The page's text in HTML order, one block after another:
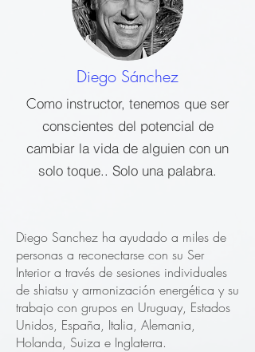
Diego Sánchez
Como instructor, tenemos que ser
conscientes del potencial de
cambiar la vida de alguien con un
solo toque.. Solo una palabra.
Diego Sanchez ha ayudado a miles de
personas a reconectarse con su Ser
Interior a través de sesiones individuales
de shiatsu y armonización energética y su
trabajo con grupos en Uruguay, Estados
Unidos, España, Italia, Alemania,
Holanda, Suiza e Inglaterra.